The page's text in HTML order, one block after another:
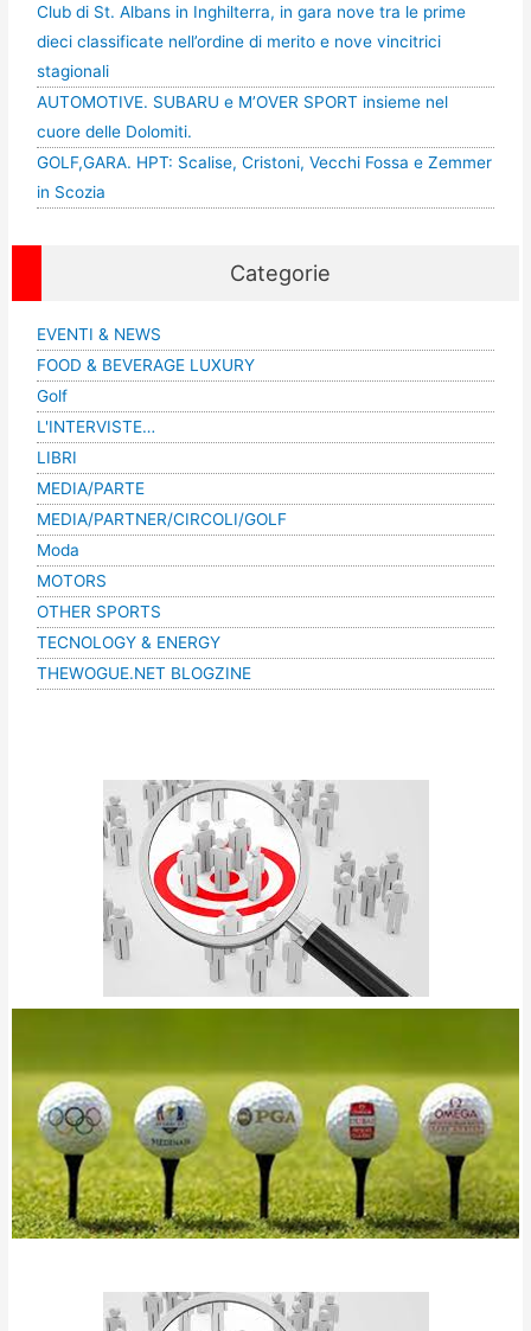
Club di St. Albans in Inghilterra, in gara nove tra le prime
dieci classificate nell’ordine di merito e nove vincitrici
stagionali
AUTOMOTIVE. SUBARU e M’OVER SPORT insieme nel
cuore delle Dolomiti.
GOLF,GARA. HPT: Scalise, Cristoni, Vecchi Fossa e Zemmer
in Scozia
Categorie
EVENTI & NEWS
FOOD & BEVERAGE LUXURY
Golf
L'INTERVISTE…
LIBRI
MEDIA/PARTE
MEDIA/PARTNER/CIRCOLI/GOLF
Moda
MOTORS
OTHER SPORTS
TECNOLOGY & ENERGY
THEWOGUE.NET BLOGZINE